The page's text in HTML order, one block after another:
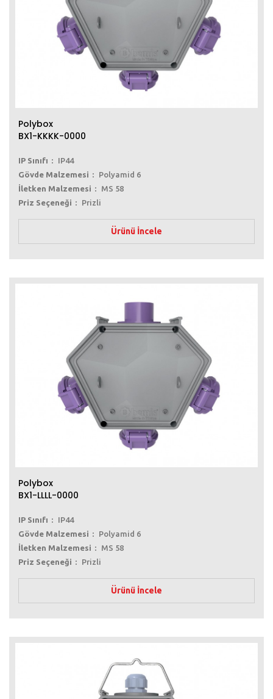
Polybox
BX1-KKKK-0000
IP Sınıfı
IP44
Gövde Malzemesi
Polyamid 6
İletken Malzemesi
MS 58
Priz Seçeneği
Prizli
Ürünü İncele
Polybox
BX1-LLLL-0000
IP Sınıfı
IP44
Gövde Malzemesi
Polyamid 6
İletken Malzemesi
MS 58
Priz Seçeneği
Prizli
Ürünü İncele